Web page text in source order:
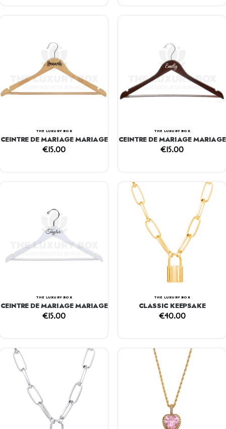
THE LUXURY BOX
CEINTRE DE MARIAGE MARIAGE
€15.00
THE LUXURY BOX
CEINTRE DE MARIAGE MARIAGE
€15.00
THE LUXURY BOX
CEINTRE DE MARIAGE MARIAGE
€15.00
THE LUXURY BOX
CLASSIC KEEPSAKE
€40.00